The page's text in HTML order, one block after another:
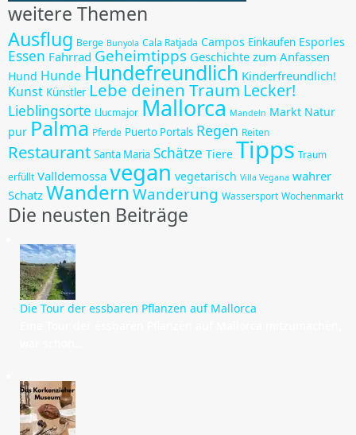
weitere Themen
Ausflug Berge Bunyola Cala Ratjada Campos Einkaufen Esporles
Essen Fahrrad Geheimtipps Geschichte zum Anfassen
Hund Hunde Hundefreundlich Kinderfreundlich!
Kunst Künstler Lebe deinen Traum Lecker!
Lieblingsorte Llucmajor Mallorca Mandeln Markt Natur
pur Palma Pferde Puerto Portals Regen Reiten
Restaurant Santa Maria Schätze Tiere Tipps Traum
erfüllt Valldemossa vegan vegetarisch Villa Vegana wahrer
Schatz Wandern Wanderung Wassersport Wochenmarkt
Die neusten Beiträge
Die Tour der essbaren Pflanzen auf Mallorca